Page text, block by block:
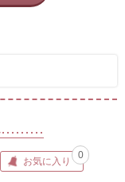
⋯⋯⋯
お気に入り
0